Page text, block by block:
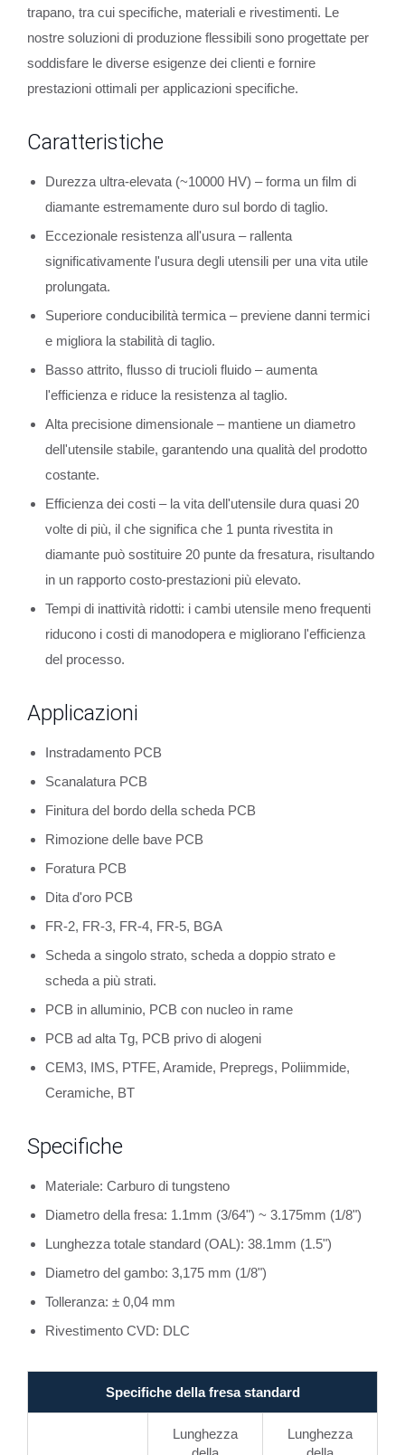
trapano, tra cui specifiche, materiali e rivestimenti. Le
nostre soluzioni di produzione flessibili sono progettate per
soddisfare le diverse esigenze dei clienti e fornire
prestazioni ottimali per applicazioni specifiche.
Caratteristiche
Durezza ultra-elevata (~10000 HV) – forma un film di
diamante estremamente duro sul bordo di taglio.
Eccezionale resistenza all'usura – rallenta
significativamente l'usura degli utensili per una vita utile
prolungata.
Superiore conducibilità termica – previene danni termici
e migliora la stabilità di taglio.
Basso attrito, flusso di trucioli fluido – aumenta
l'efficienza e riduce la resistenza al taglio.
Alta precisione dimensionale – mantiene un diametro
dell'utensile stabile, garantendo una qualità del prodotto
costante.
Efficienza dei costi – la vita dell'utensile dura quasi 20
volte di più, il che significa che 1 punta rivestita in
diamante può sostituire 20 punte da fresatura, risultando
in un rapporto costo-prestazioni più elevato.
Tempi di inattività ridotti: i cambi utensile meno frequenti
riducono i costi di manodopera e migliorano l'efficienza
del processo.
Applicazioni
Instradamento PCB
Scanalatura PCB
Finitura del bordo della scheda PCB
Rimozione delle bave PCB
Foratura PCB
Dita d'oro PCB
FR-2, FR-3, FR-4, FR-5, BGA
Scheda a singolo strato, scheda a doppio strato e
scheda a più strati.
PCB in alluminio, PCB con nucleo in rame
PCB ad alta Tg, PCB privo di alogeni
CEM3, IMS, PTFE, Aramide, Prepregs, Poliimmide,
Ceramiche, BT
Specifiche
Materiale: Carburo di tungsteno
Diametro della fresa: 1.1mm (3/64") ~ 3.175mm (1/8")
Lunghezza totale standard (OAL): 38.1mm (1.5")
Diametro del gambo: 3,175 mm (1/8")
Tolleranza: ± 0,04 mm
Rivestimento CVD: DLC
Specifiche della fresa standard
Lunghezza
Lunghezza